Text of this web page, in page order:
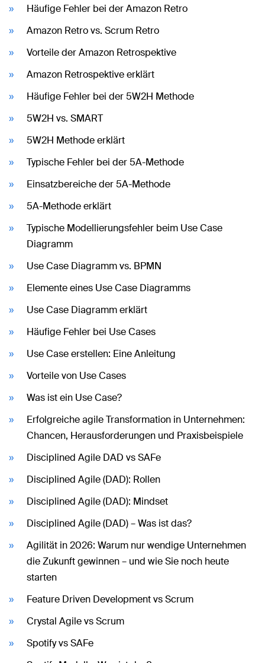
Häufige Fehler bei der Amazon Retro
Amazon Retro vs. Scrum Retro
Vorteile der Amazon Retrospektive
Amazon Retrospektive erklärt
Häufige Fehler bei der 5W2H Methode
5W2H vs. SMART
5W2H Methode erklärt
Typische Fehler bei der 5A-Methode
Einsatzbereiche der 5A-Methode
5A-Methode erklärt
Typische Modellierungsfehler beim Use Case
Diagramm
Use Case Diagramm vs. BPMN
Elemente eines Use Case Diagramms
Use Case Diagramm erklärt
Häufige Fehler bei Use Cases
Use Case erstellen: Eine Anleitung
Vorteile von Use Cases
Was ist ein Use Case?
Erfolgreiche agile Transformation in Unternehmen:
Chancen, Herausforderungen und Praxisbeispiele
Disciplined Agile DAD vs SAFe
Disciplined Agile (DAD): Rollen
Disciplined Agile (DAD): Mindset
Disciplined Agile (DAD) – Was ist das?
Agilität in 2026: Warum nur wendige Unternehmen
die Zukunft gewinnen – und wie Sie noch heute
starten
Feature Driven Development vs Scrum
Crystal Agile vs Scrum
Spotify vs SAFe